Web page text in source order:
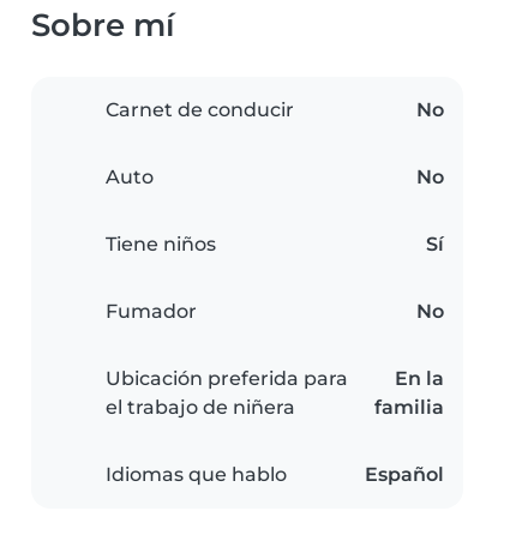
Sobre mí
Carnet de conducir No
Auto No
Tiene niños Sí
Fumador No
Ubicación preferida para
el trabajo de niñera
En la
familia
Idiomas que hablo Español